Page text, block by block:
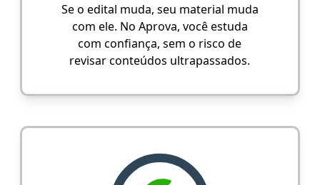
Se o edital muda, seu material muda
com ele. No Aprova, você estuda
com confiança, sem o risco de
revisar conteúdos ultrapassados.